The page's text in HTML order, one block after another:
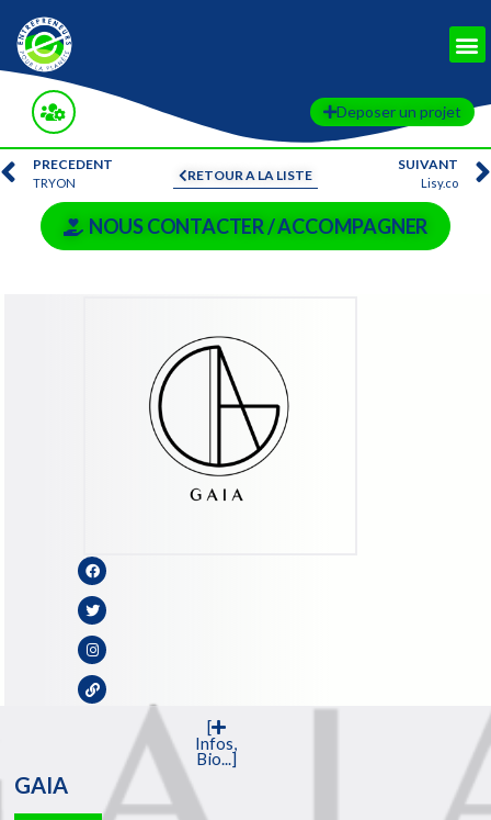
Deposer un projet
RETOUR A LA LISTE
PRECEDENT
TRYON
SUIVANT
Lisy.co
NOUS CONTACTER / ACCOMPAGNER
[
Infos,
Bio...]
GAIA